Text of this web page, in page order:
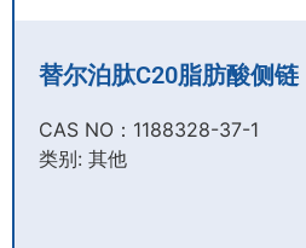
替尔泊肽C20脂肪酸侧链
CAS NO：1188328-37-1
类别: 其他